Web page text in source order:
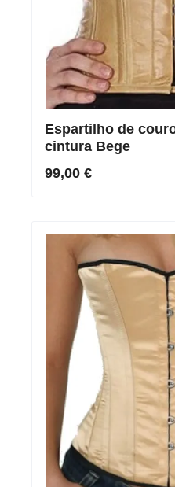
Espartilho de
cintura Bege
99,00 €